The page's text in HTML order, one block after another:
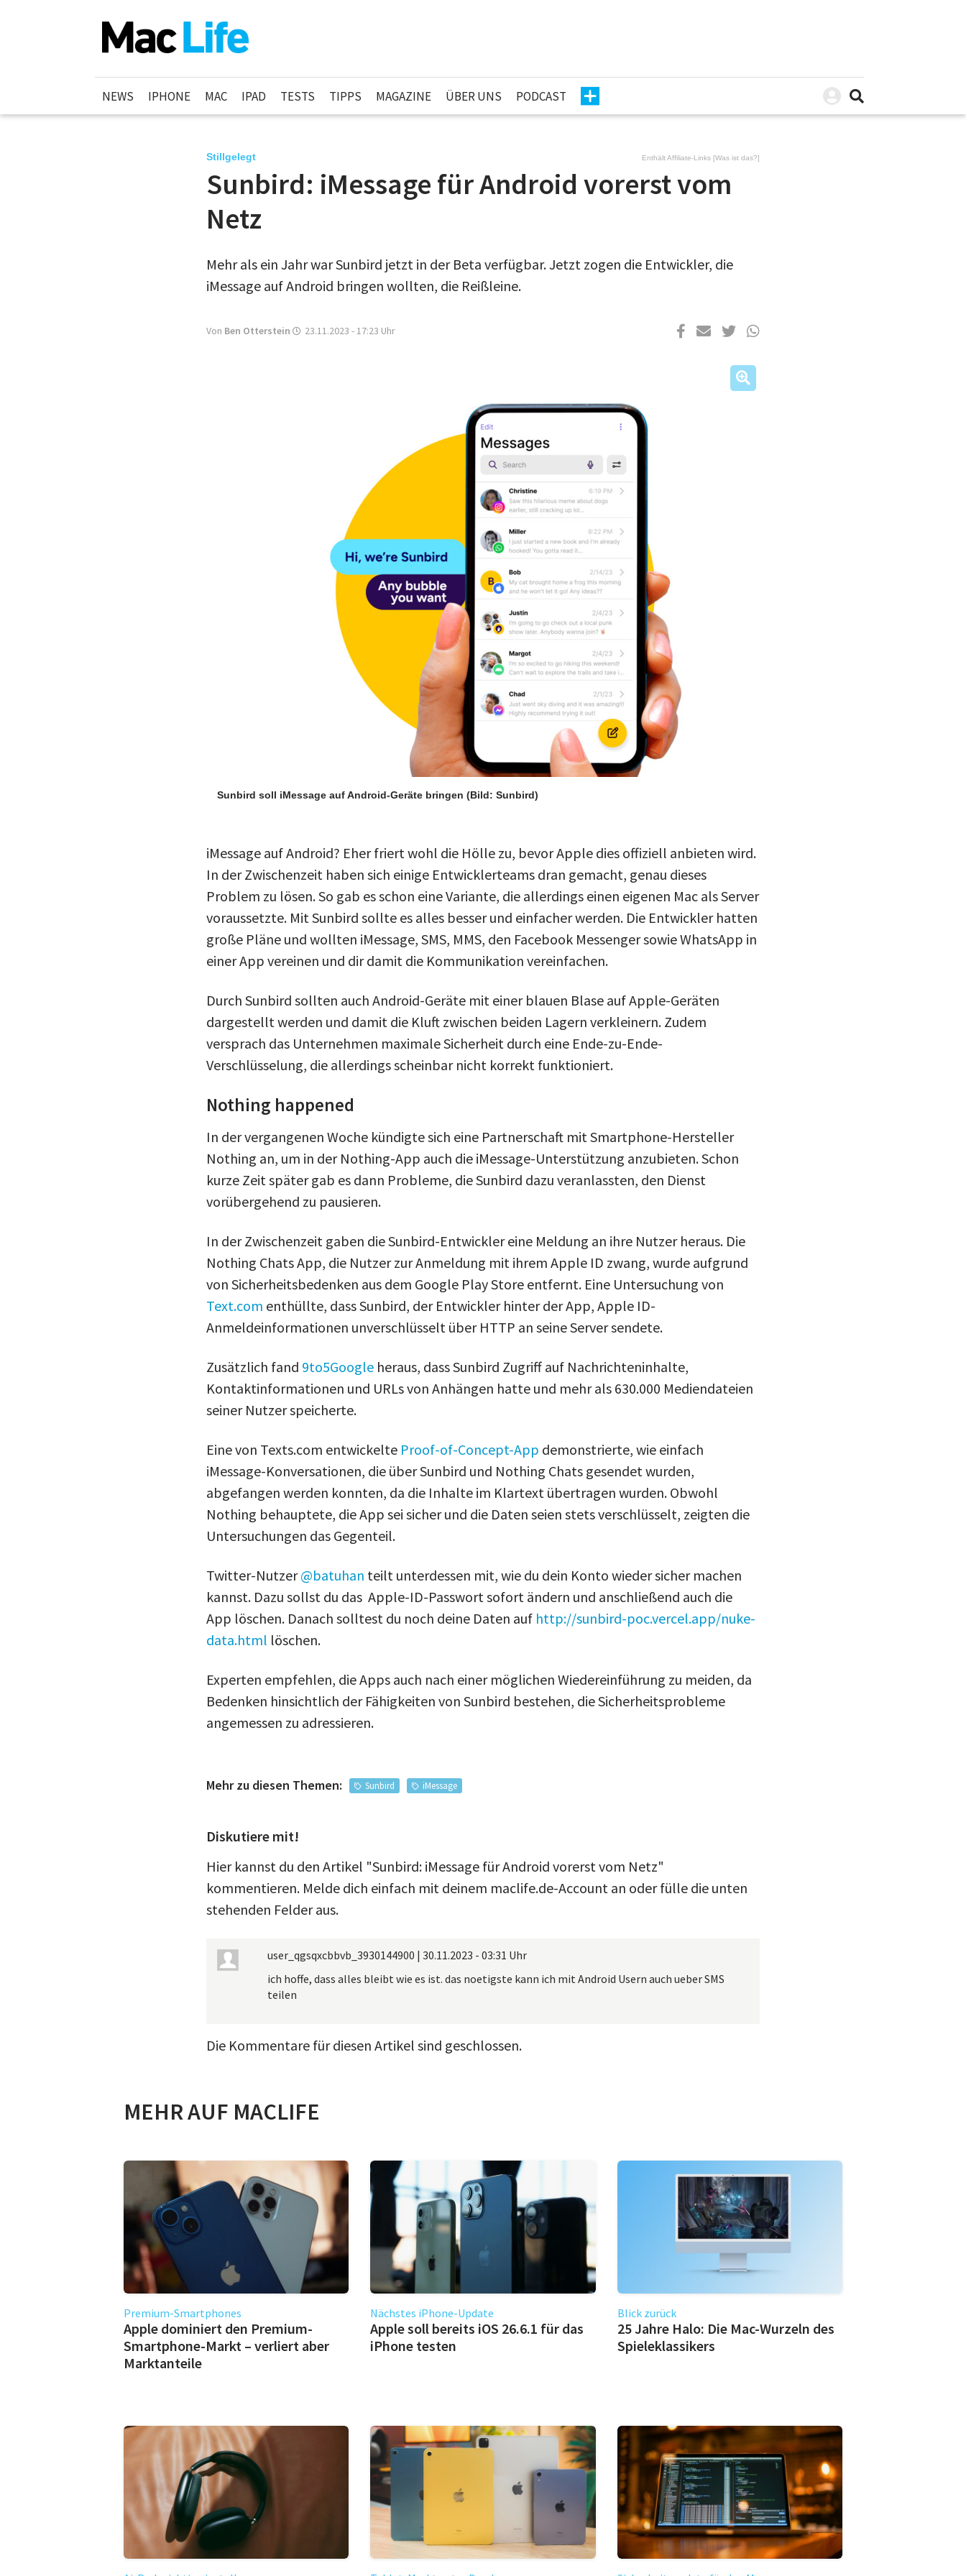
NEWS IPHONE MAC IPAD TESTS TIPPS MAGAZINE ÜBER UNS PODCAST
Enthält Affiliate-Links [Was ist das?]
Stillgelegt
Sunbird: iMessage für Android vorerst vom
Netz
Mehr als ein Jahr war Sunbird jetzt in der Beta verfügbar. Jetzt zogen die Entwickler, die
iMessage auf Android bringen wollten, die Reißleine.
Von Ben Otterstein 23.11.2023 - 17:23 Uhr
Sunbird soll iMessage auf Android-Geräte bringen (Bild: Sunbird)
iMessage auf Android? Eher friert wohl die Hölle zu, bevor Apple dies offiziell anbieten wird.
In der Zwischenzeit haben sich einige Entwicklerteams dran gemacht, genau dieses
Problem zu lösen. So gab es schon eine Variante, die allerdings einen eigenen Mac als Server
voraussetzte. Mit Sunbird sollte es alles besser und einfacher werden. Die Entwickler hatten
große Pläne und wollten iMessage, SMS, MMS, den Facebook Messenger sowie WhatsApp in
einer App vereinen und dir damit die Kommunikation vereinfachen.
Durch Sunbird sollten auch Android-Geräte mit einer blauen Blase auf Apple-Geräten
dargestellt werden und damit die Kluft zwischen beiden Lagern verkleinern. Zudem
versprach das Unternehmen maximale Sicherheit durch eine Ende-zu-Ende-
Verschlüsselung, die allerdings scheinbar nicht korrekt funktioniert.
Nothing happened
In der vergangenen Woche kündigte sich eine Partnerschaft mit Smartphone-Hersteller
Nothing an, um in der Nothing-App auch die iMessage-Unterstützung anzubieten. Schon
kurze Zeit später gab es dann Probleme, die Sunbird dazu veranlassten, den Dienst
vorübergehend zu pausieren.
In der Zwischenzeit gaben die Sunbird-Entwickler eine Meldung an ihre Nutzer heraus. Die
Nothing Chats App, die Nutzer zur Anmeldung mit ihrem Apple ID zwang, wurde aufgrund
von Sicherheitsbedenken aus dem Google Play Store entfernt. Eine Untersuchung von
Text.com enthüllte, dass Sunbird, der Entwickler hinter der App, Apple ID-
Anmeldeinformationen unverschlüsselt über HTTP an seine Server sendete.
Zusätzlich fand 9to5Google heraus, dass Sunbird Zugriff auf Nachrichteninhalte,
Kontaktinformationen und URLs von Anhängen hatte und mehr als 630.000 Mediendateien
seiner Nutzer speicherte.
Eine von Texts.com entwickelte Proof-of-Concept-App demonstrierte, wie einfach
iMessage-Konversationen, die über Sunbird und Nothing Chats gesendet wurden,
abgefangen werden konnten, da die Inhalte im Klartext übertragen wurden. Obwohl
Nothing behauptete, die App sei sicher und die Daten seien stets verschlüsselt, zeigten die
Untersuchungen das Gegenteil.
Twitter-Nutzer@batuhan teilt unterdessen mit, wie du dein Konto wieder sicher machen
kannst. Dazu sollst du das Apple-ID-Passwort sofort ändern und anschließend auch die
App löschen. Danach solltest du noch deine Daten auf http://sunbird-poc.vercel.app/nuke-
data.html löschen.
Experten empfehlen, die Apps auch nach einer möglichen Wiedereinführung zu meiden, da
Bedenken hinsichtlich der Fähigkeiten von Sunbird bestehen, die Sicherheitsprobleme
angemessen zu adressieren.
Mehr zu diesen Themen: Sunbird iMessage
Diskutiere mit!
Hier kannst du den Artikel "Sunbird: iMessage für Android vorerst vom Netz"
kommentieren. Melde dich einfach mit deinem maclife.de-Account an oder fülle die unten
stehenden Felder aus.
user_qgsqxcbbvb_3930144900 | 30.11.2023 - 03:31 Uhr
ich hoffe, dass alles bleibt wie es ist. das noetigste kann ich mit Android Usern auch ueber SMS
teilen
Die Kommentare für diesen Artikel sind geschlossen.
MEHR AUF MACLIFE
Premium-Smartphones
Apple dominiert den Premium-
Smartphone-Markt – verliert aber
Marktanteile
Nächstes iPhone-Update
Apple soll bereits iOS 26.6.1 für das
iPhone testen
Blick zurück
25 Jahre Halo: Die Mac-Wurzeln des
Spieleklassikers